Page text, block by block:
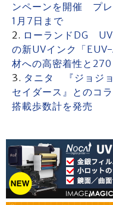
ンペーンを開催 プ
1月7日まで
ローランドDG
の新UVインク「
材への高密着性と
タニタ 『ジョジ
セイダース』とのコ
搭載歩数計を発売